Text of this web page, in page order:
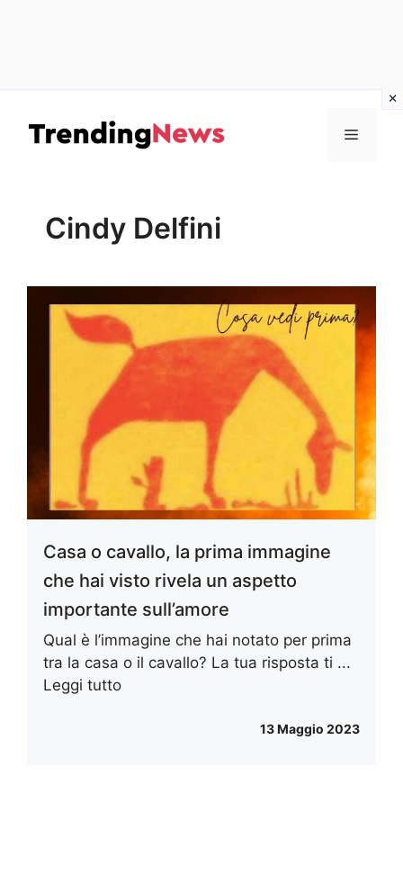
contenuto
Menu
Cindy Delfini
Casa o cavallo, la prima immagine
che hai visto rivela un aspetto
importante sull’amore
Qual è l’immagine che hai notato per prima
tra la casa o il cavallo? La tua risposta ti ...
Leggi tutto
13 Maggio 2023